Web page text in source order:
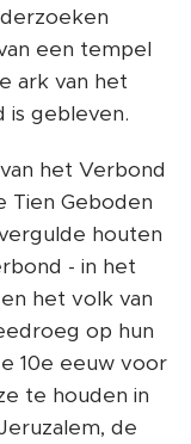
een tempel
ark van het
is gebleven.
het Verbond
Geboden
houten
- in het
het volk van
op hun
10e eeuw voor
te houden in
de